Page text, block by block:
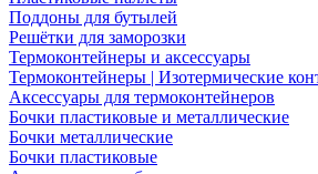
Поддоны для бутылей
Решётки для заморозки
Термоконтейнеры и аксессуары
Термоконтейнеры | Изотермические
Аксессуары для термоконтейнеров
Бочки пластиковые и металлические
Бочки металлические
Бочки пластиковые